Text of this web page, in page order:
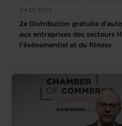
04.01.2022
2e Distribution gratuite
aux entreprises des secteurs
l’événementiel et du fitness